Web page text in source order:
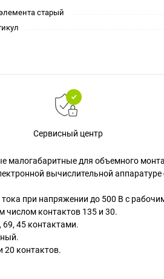
старый
Сервисный центр
малогабаритные для объемного
вычислительной аппаратуре
при напряжении до 500 В с
числом контактов 135 и 30.
45 контактами.
20 контактов.